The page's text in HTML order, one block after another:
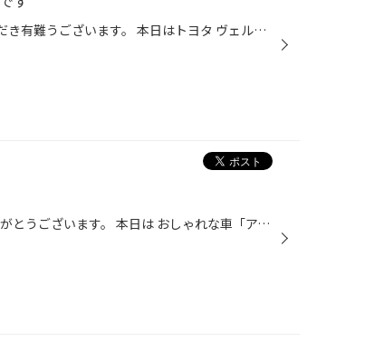
タイヤ館本庄のホームページをご覧いただき有難うございます。 本日はトヨタ ヴェルファイア ２３５/５０R１８ ブリヂストン ルフトRVⅡ 交換と一緒にアライメント調整を実施しました。 今回お客様は長期間タイヤを使用することによるヒビの発生をとても気にしての交換となります。 まだ溝はスリップ...
タイヤ館本庄店のHPをご覧いただきありがとうございます。 本日は おしゃれな車「アバルト595」のタイヤ交換をご紹介です。 この車両、見た目はコンパクトでかわいらしく見えますが、何気にスポーティーな車両で おおくの方に好まれています。 だからタイヤにもこだわりの「ポテンザ」が選ばれまし...